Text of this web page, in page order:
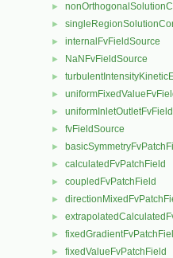
►
►
► internalFvFieldSource
► NaNFvFieldSource
►
►
►
► fvFieldSource
►
► calculatedFvPatchField
► coupledFvPatchField
►
►
►
► fixedValueFvPatchField